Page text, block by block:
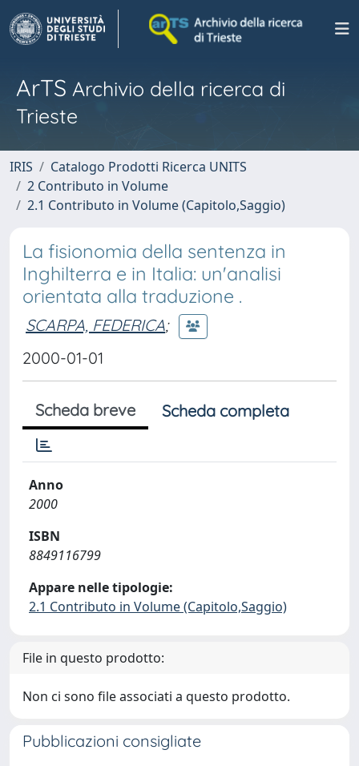
ArTS Archivio della ricerca di
Trieste
IRIS
Catalogo Prodotti Ricerca UNITS
2 Contributo in Volume
2.1 Contributo in Volume (Capitolo,Saggio)
La fisionomia della sentenza in
Inghilterra e in Italia: un'analisi
orientata alla traduzione .
SCARPA, FEDERICA;
2000-01-01
Scheda breve Scheda completa
Anno
2000
ISBN
8849116799
Appare nelle tipologie:
2.1 Contributo in Volume (Capitolo,Saggio)
File in questo prodotto:
Non ci sono file associati a questo prodotto.
Pubblicazioni consigliate